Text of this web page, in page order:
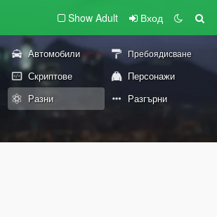
Show Adult Вход
Автомобили Пребоядисване
Скриптове
Персонажи
Разни Разгърни